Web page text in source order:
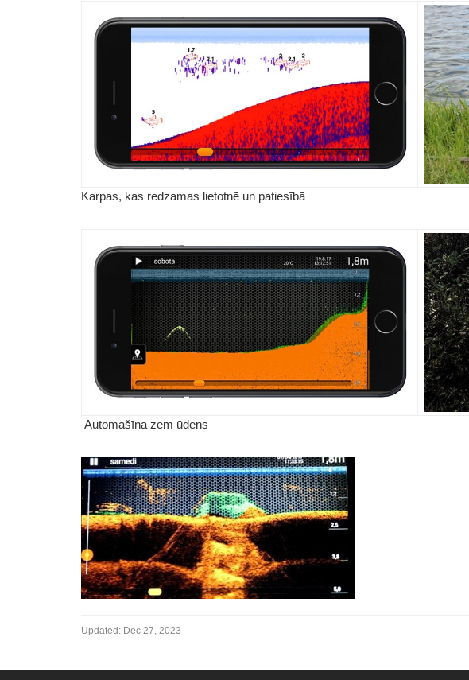
Karpas, kas redzamas lietotnē un patiesībā
Automašīna zem ūdens
Updated: Dec 27, 2023